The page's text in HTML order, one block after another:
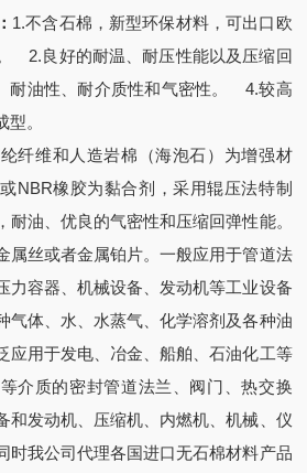
1.不含石棉，新型环保材料，可出口欧
2.良好的耐温、耐压性能以及压缩回
耐油性、耐介质性和气密性。 4.较高
。
纤维和人造岩棉（海泡石）为增强材
NBR橡胶为黏合剂，采用辊压法特制
耐油、优良的气密性和压缩回弹性能。
属丝或者金属铂片。一般应用于管道法
力容器、机械设备、发动机等工业设备
气体、水、水蒸气、化学溶剂及各种油
应用于发电、冶金、船舶、石油化工等
介质的密封管道法兰、阀门、热交换
和发动机、压缩机、内燃机、机械、仪
时我公司代理各国进口无石棉材料产品